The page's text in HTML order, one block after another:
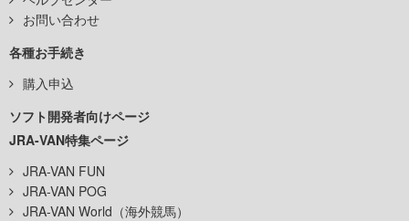
お問い合わせ
各種お手続き
購入申込
ソフト開発者向けページ
JRA-VAN特集ページ
JRA-VAN FUN
JRA-VAN POG
JRA-VAN World（海外競馬）